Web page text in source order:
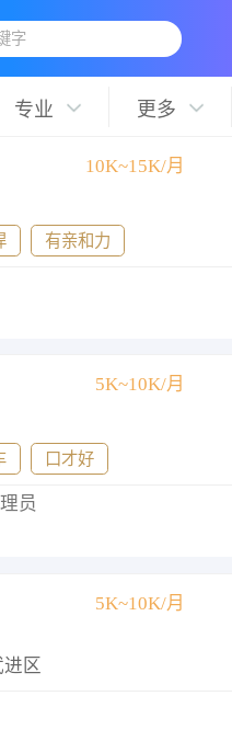
字
专业 更多
10K~15K/月
有亲和力
5K~10K/月
口才好
员
5K~10K/月
区